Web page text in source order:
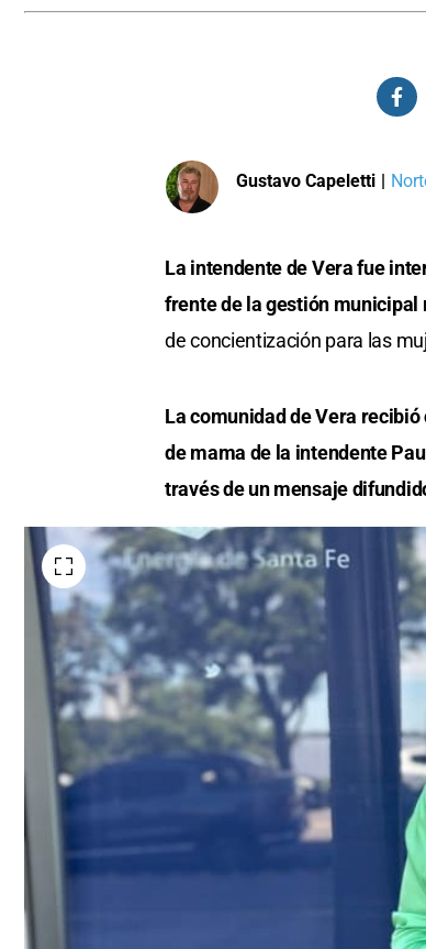
Gustavo Capeletti |
La intendente de Vera fue
frente de la gestión
de concientización para las
La comunidad de Vera
de mama de la intendente
través de un mensaje